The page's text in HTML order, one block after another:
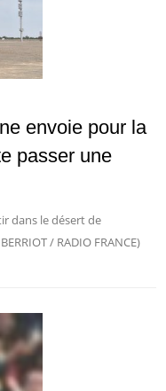
envoie pour la
passer une
dans le désert de
/ RADIO FRANCE)